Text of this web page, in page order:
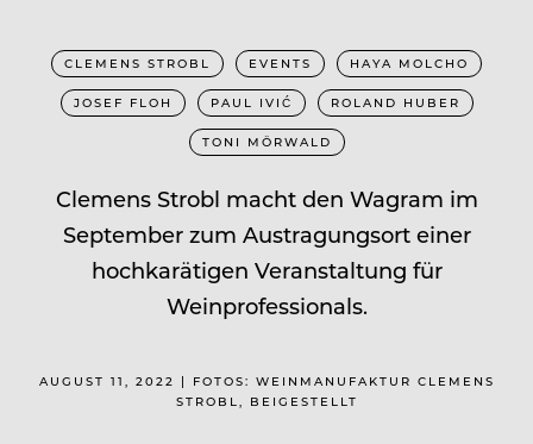
CLEMENS STROBL EVENTS HAYA MOLCHO
JOSEF FLOH PAUL IVIĆ ROLAND HUBER
TONI MÖRWALD
Clemens Strobl macht den Wagram im
September zum Austragungsort einer
hochkarätigen Veranstaltung für
Weinprofessionals.
AUGUST 11, 2022 | FOTOS: WEINMANUFAKTUR CLEMENS
STROBL, BEIGESTELLT